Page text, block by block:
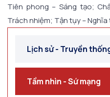
Tiên phong – Sáng tạo;
Trách nhiệm; Tận tụy – Nghĩa
Lịch sử - Truyền
Tầm nhìn - Sứ mạng